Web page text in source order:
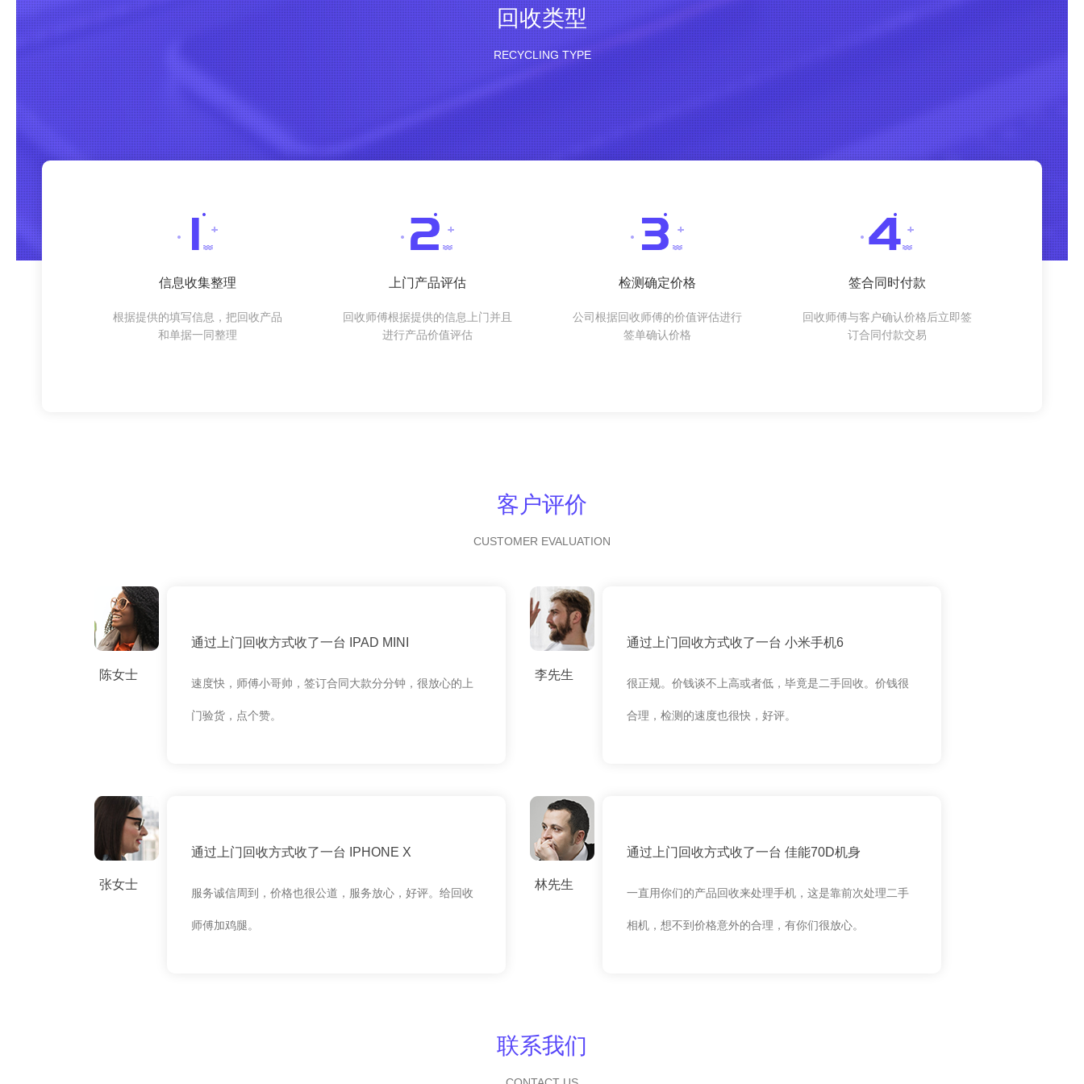
回收类型
RECYCLING TYPE
信息收集整理
根据提供的填写信息，把回收产品
和单据一同整理
上门产品评估
回收师傅根据提供的信息上门并且
进行产品价值评估
检测确定价格
公司根据回收师傅的价值评估进行
签单确认价格
签合同时付款
回收师傅与客户确认价格后立即签
订合同付款交易
客户评价
CUSTOMER EVALUATION
陈女士
通过上门回收方式收了一台 IPAD MINI
速度快，师傅小哥帅，签订合同大款分分钟，很放心的上
门验货，点个赞。
李先生
通过上门回收方式收了一台 小米手机6
很正规。价钱谈不上高或者低，毕竟是二手回收。价钱很
合理，检测的速度也很快，好评。
张女士
通过上门回收方式收了一台 IPHONE X
服务诚信周到，价格也很公道，服务放心，好评。给回收
师傅加鸡腿。
林先生
通过上门回收方式收了一台 佳能70D机身
一直用你们的产品回收来处理手机，这是靠前次处理二手
相机，想不到价格意外的合理，有你们很放心。
联系我们